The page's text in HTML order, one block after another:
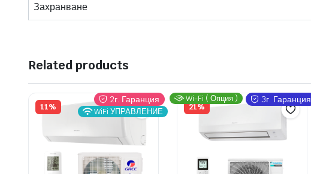
Захранване
Related products
11%
2г. Гаранция
WiFi УПРАВЛЕНИЕ 21%
Wi-Fi ( Опция ) 3г. Гаранция